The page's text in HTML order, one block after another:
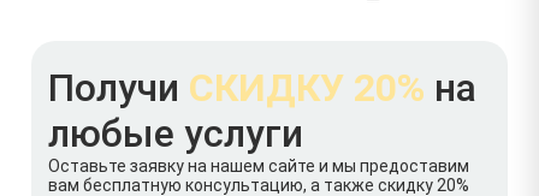
Получи СКИДКУ 20% на
любые услуги
Оставьте заявку на нашем сайте и мы предоставим
вам бесплатную консультацию, а также скидку 20%